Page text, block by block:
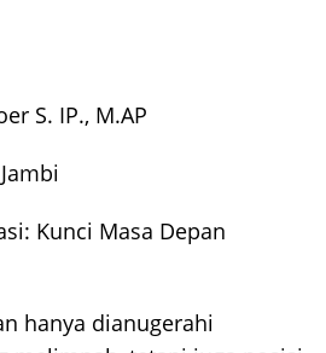
S. IP., M.AP
Kunci Masa Depan
hanya dianugerahi